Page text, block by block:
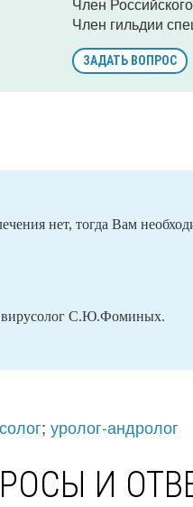
Член гильдии
ЗАДАТЬ ВОПРОС
нет, тогда Вам
вирусолог С.Ю.Фоминых.
; уролог-андролог
И